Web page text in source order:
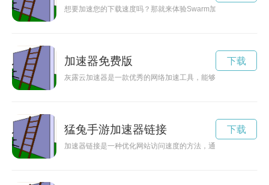
想要加速您的下载速度吗？那就来体验Swarm加速器官网吧！
加速器免费版
灰露云加速器是一款优秀的网络加速工具，能够有效提升网络
下载
猛兔手游加速器链接
加速器链接是一种优化网站访问速度的方法，通过连接加速器
下载